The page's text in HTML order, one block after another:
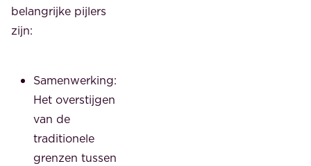
belangrijke pijlers
zijn:
Samenwerking:
Het overstijgen
van de
traditionele
grenzen tussen